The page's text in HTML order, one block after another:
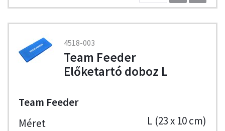
4518-003
Team Feeder
Előketartó doboz L
Team Feeder
L (23 x 10 cm)